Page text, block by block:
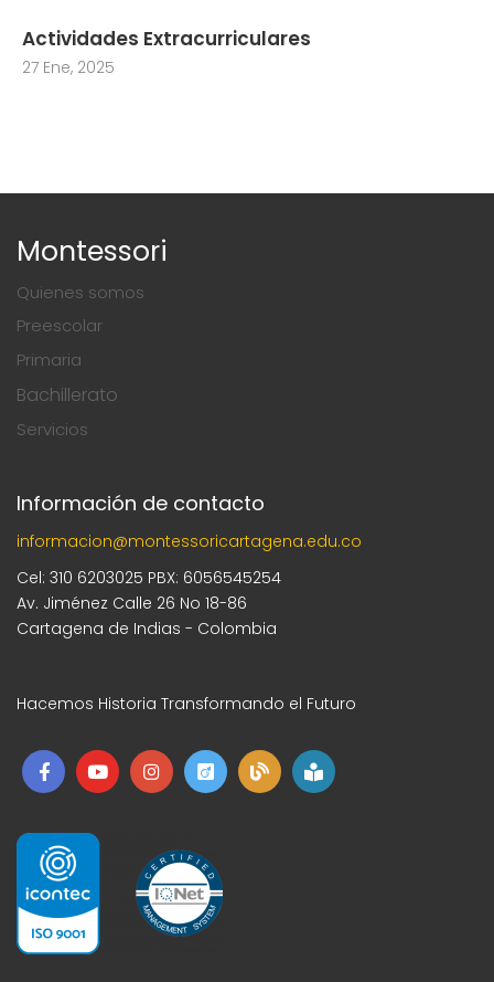
Actividades Extracurriculares
27 Ene, 2025
Montessori
Quienes somos
Preescolar
Primaria
Bachillerato
Servicios
Información de contacto
informacion@montessoricartagena.edu.co
Cel: 310 6203025 PBX: 6056545254
Av. Jiménez Calle 26 No 18-86
Cartagena de Indias - Colombia
Hacemos Historia Transformando el Futuro